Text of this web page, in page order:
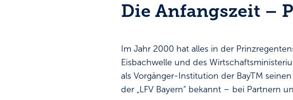
Die Anfangszeit –
Im Jahr 2000 hat alles in der
Eisbachwelle und des
als Vorgänger-Institution der BayTM
der „LFV Bayern“ bekannt – bei Partnern